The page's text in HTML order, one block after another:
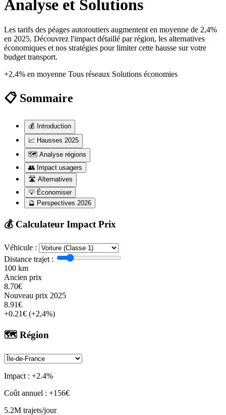
Analyse et Solutions
Les tarifs des péages autoroutiers augmentent en moyenne de 2,4%
en 2025. Découvrez l'impact détaillé par région, les alternatives
économiques et nos stratégies pour limiter cette hausse sur votre
budget transport.
+2,4% en moyenne Tous réseaux Solutions économies
📋 Sommaire
💰 Introduction
📈 Hausses 2025
🗺️ Analyse régions
👥 Impact usagers
🛣️ Alternatives
💡 Économiser
🔮 Perspectives 2026
💰 Calculateur Impact Prix
Véhicule :
Distance trajet :
100 km
Ancien prix
8.70€
Nouveau prix 2025
8.91€
+0.21€ (+2,4%)
🗺️ Région
Impact : +2.4%
Coût annuel : +156€
5.2M trajets/jour